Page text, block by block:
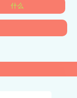
什么